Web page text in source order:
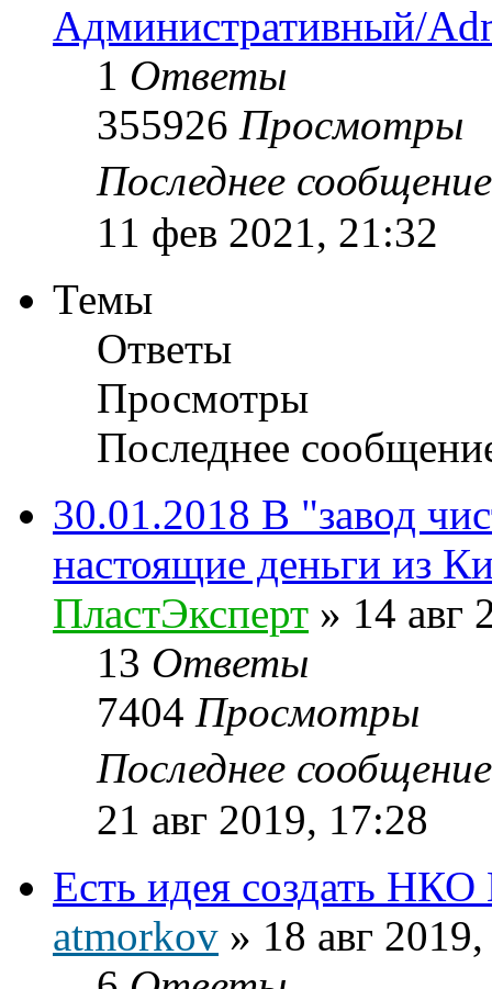
Административный/
1 Ответы
355926 Просмотры
Последнее
11 фев 2021, 21:32
Темы
Ответы
Просмотры
Последнее
30.01.2018 В "завод
настоящие деньги из
ПластЭксперт » 14 авг
13 Ответы
7404 Просмотры
Последнее
21 авг 2019, 17:28
Есть идея создать
atmorkov » 18 авг